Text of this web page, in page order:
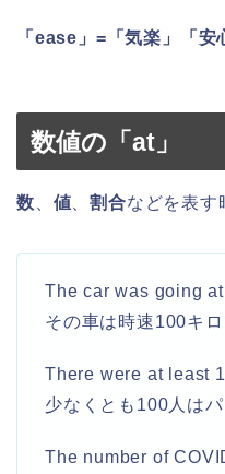
「ease」=「気楽」「安
数値の「at」
数 値 、割合などを表す
The car was going
その車は時速100キロ
There were at least
少なくとも100人は
The number of